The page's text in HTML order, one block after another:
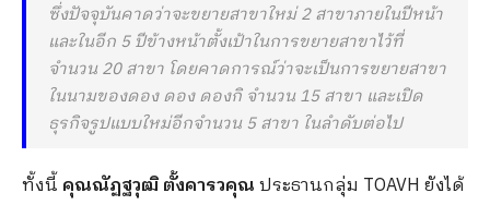
ซึ่งปัจจุบันคาดว่าจะขยายสาขาใหม่ 2 สาขาภายในปีหน้า
และในอีก 5 ปีข้างหน้าตั้งเป้าในการขยายสาขาไว้ที่
จำนวน 20 สาขา โดยคาดการณ์ว่าจะเป็นการขยายสาขา
ในนามของดอง ดอง ดองกิ จำนวน 15 สาขา และเปิด
ธุรกิจรูปแบบใหม่อีกจำนวน 5 สาขา ในลำดับต่อไป
ทั้งนี้ คุณณัฏฐวุฒิ ตั้งคารวคุณประธานกลุ่ม TOAVH ยังได้